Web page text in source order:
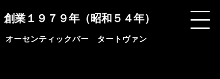
創業１９７９年（昭和５４年）